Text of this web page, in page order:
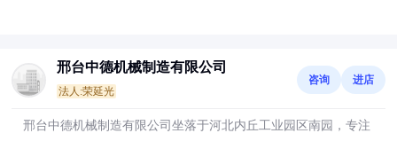
邢台中德机械制造有限公司
法人:荣延光
咨询 进店
邢台中德机械制造有限公司坐落于河北内丘工业园区南园，专注